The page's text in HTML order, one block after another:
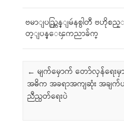
ဗမာျပည္ကြန္ျမဴနစ္ပါတီ ဗ
တ္ျပန္ေၾကညာခ်က္
Post navigation
← မျက်မှောက် တော်လှန်ရေးမှ
အဓိက အခရာအကျဆုံး အချက်
ညီညွတ်ရေးပဲ